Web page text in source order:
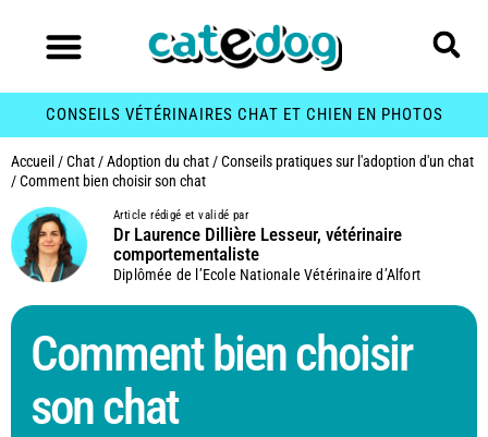
CONSEILS VÉTÉRINAIRES CHAT ET CHIEN EN PHOTOS
Accueil /Chat /Adoption du chat /Conseils pratiques sur l'adoption d'un chat
/Comment bien choisir son chat
Article rédigé et validé par
Dr Laurence Dillière Lesseur, vétérinaire
comportementaliste
Diplômée de l’Ecole Nationale Vétérinaire d’Alfort
Comment bien choisir
son chat